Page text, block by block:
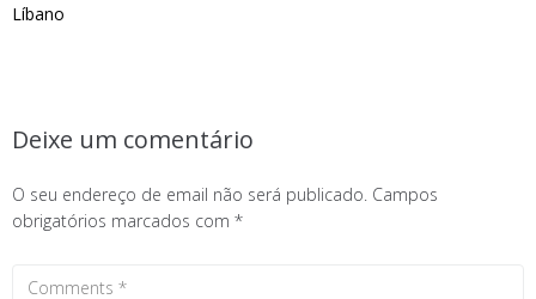
Líbano
Deixe um comentário
O seu endereço de email não será publicado. Campos
obrigatórios marcados com *